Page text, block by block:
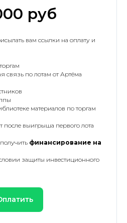
руб
вам ссылки на оплату и
связь по лотам от Артёма
материалов по торгам
после выигрыша первого лота
финансирование на
защиты инвестиционного